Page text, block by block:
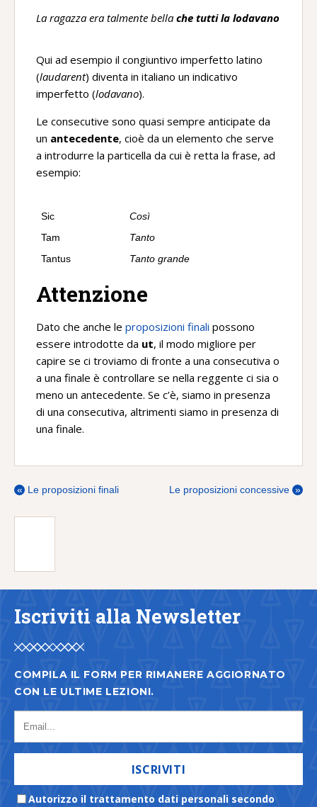
La ragazza era talmente bella che tutti la lodavano
Qui ad esempio il congiuntivo imperfetto latino
(laudarent) diventa in italiano un indicativo
imperfetto (lodavano).
Le consecutive sono quasi sempre anticipate da
un antecedente, cioè da un elemento che serve
a introdurre la particella da cui è retta la frase, ad
esempio:
Sic
Così
Tam
Tanto
Tantus
Tanto grande
Attenzione
Dato che anche le proposizioni finali possono
essere introdotte da ut, il modo migliore per
capire se ci troviamo di fronte a una consecutiva o
a una finale è controllare se nella reggente ci sia o
meno un antecedente. Se c’è, siamo in presenza
di una consecutiva, altrimenti siamo in presenza di
una finale.
« Le proposizioni finali Le proposizioni concessive »
Iscriviti alla Newsletter
COMPILA IL FORM PER RIMANERE AGGIORNATO
CON LE ULTIME LEZIONI.
ISCRIVITI
Autorizzo il trattamento dati personali secondo